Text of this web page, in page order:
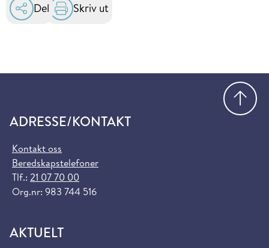
Del Skriv ut
ADRESSE/KONTAKT
Kontakt oss
Beredskapstelefoner
Tlf.: 21 07 70 00
Org.nr: 983 744 516
AKTUELT